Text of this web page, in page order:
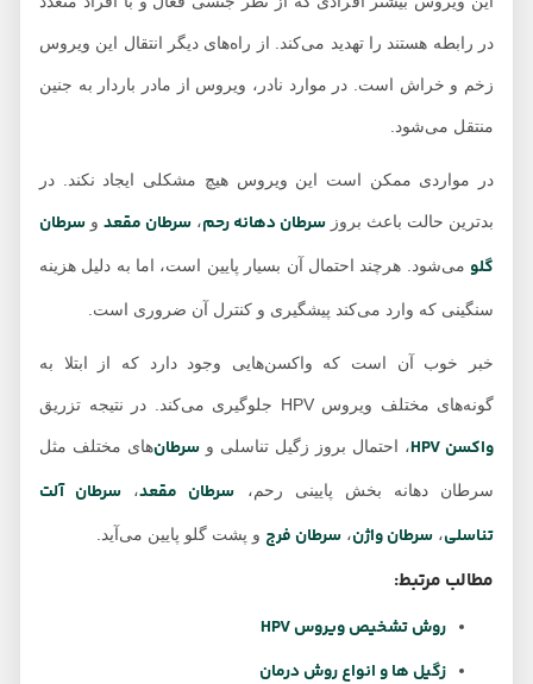
در رابطه‌ هستند را تهدید می‌کند. از راه‌های دیگر انتقال این ویروس
زخم و خراش است. در موارد نادر، ویروس از مادر باردار به جنین
منتقل می‌شود.
در مواردی ممکن است این ویروس هیچ مشکلی ایجاد نکند. در
بدترین حالت باعث بروز سرطان دهانه رحم،سرطان مقعدوسرطان
می‌شود. هرچند احتمال آن بسیار پایین است، اما به دلیل هزینه
سنگینی که وارد می‌کند پیشگیری و کنترل آن ضروری است.
خبر خوب آن است که واکسن‌هایی وجود دارد که از ابتلا به
گونه‌های مختلف ویروس HPV جلوگیری می‌کند. در نتیجه تزریق
واکسن HPV ، احتمال بروز زگیل تناسلی وسرطان‌های مختلف مثل
سرطان دهانه بخش پایینی رحم،سرطان مقعد،سرطان آلت
تناسلی،سرطان واژن ،سرطان فرجو پشت گلو پایین می‌آید.
مطالب مرتبط:
روش تشخیص ویروس HPV
زگیل ها و انواع روش درمان